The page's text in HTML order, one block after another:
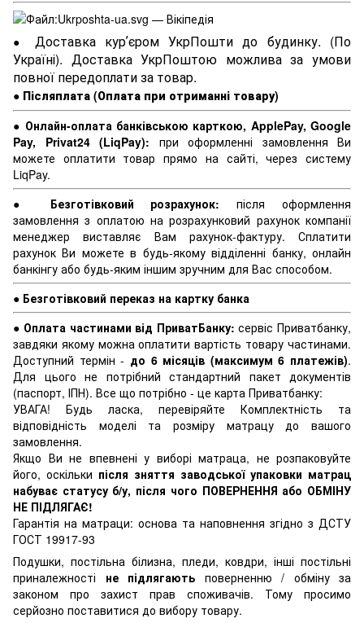
● Доставка курʼєром УкрПошти до будинку. (По
Україні). Доставка УкрПоштою можлива за умови
повної передоплати за товар.
● Післяплата (Оплата при отриманні товару)
● Онлайн-оплата банківською карткою, ApplePay, Google
Pay, Privat24 (LiqPay): при оформленні замовлення Ви
можете оплатити товар прямо на сайті, через систему
LiqPay.
● Безготівковий розрахунок:після оформлення
замовлення з оплатою на розрахунковий рахунок компанії
менеджер виставляє Вам рахунок-фактуру. Сплатити
рахунок Ви можете в будь-якому відділенні банку, онлайн
банкінгу або будь-яким іншим зручним для Вас способом.
● Безготівковий переказ на картку банка
● Оплата частинами від ПриватБанку:сервіс Приватбанку,
завдяки якому можна оплатити вартість товару частинами.
Доступний термін - до 6 місяців (максимум 6 платежів).
Для цього не потрібний стандартний пакет документів
(паспорт, ІПН). Все що потрібно - це карта Приватбанку:
УВАГА! Будь ласка, перевіряйте Комплектність та
відповідність моделі та розміру матрацу до вашого
замовлення.
Якщо Ви не впевнені у виборі матраца, не розпаковуйте
його, оскільки після зняття заводської упаковки матрац
набуває статусу б/у, після чого ПОВЕРНЕННЯ або ОБМІНУ
НЕ ПІДЛЯГАЄ!
Гарантія на матраци: основа та наповнення згідно з ДСТУ
ГОСТ 19917-93
Подушки, постільна білизна, пледи, ковдри, інші постільні
приналежності не підлягають поверненню / обміну за
законом про захист прав споживачів. Тому просимо
серйозно поставитися до вибору товару.